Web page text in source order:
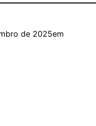
de 2025em